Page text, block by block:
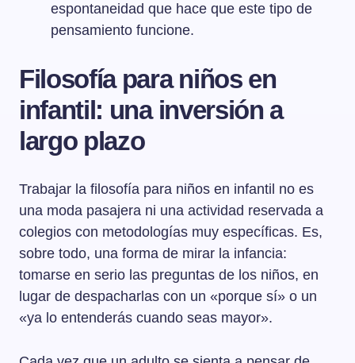
espontaneidad que hace que este tipo de
pensamiento funcione.
Filosofía para niños en
infantil: una inversión a
largo plazo
Trabajar la filosofía para niños en infantil no es
una moda pasajera ni una actividad reservada a
colegios con metodologías muy específicas. Es,
sobre todo, una forma de mirar la infancia:
tomarse en serio las preguntas de los niños, en
lugar de despacharlas con un «porque sí» o un
«ya lo entenderás cuando seas mayor».